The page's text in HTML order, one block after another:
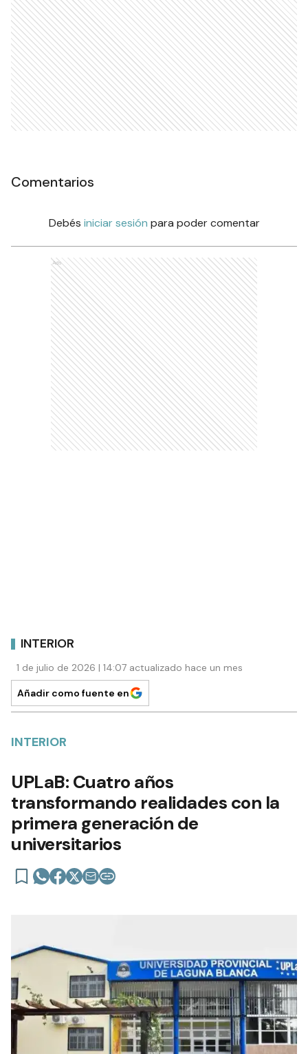
Comentarios
Debés iniciar sesión para poder comentar
Ads
INTERIOR
1 de julio de 2026 | 14:07 actualizado hace un mes
Añadir como fuente en
INTERIOR
UPLaB: Cuatro años
transformando realidades con la
primera generación de
universitarios